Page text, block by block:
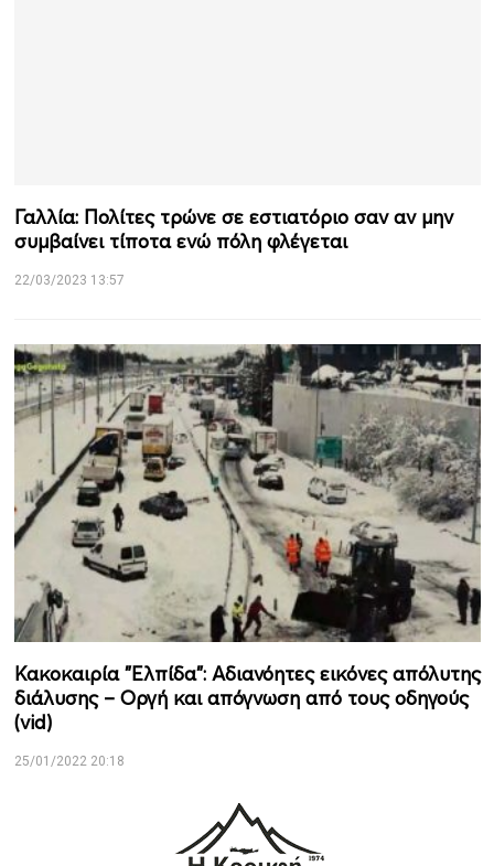
Γαλλία: Πολίτες τρώνε σε εστιατόριο σαν αν μην
συμβαίνει τίποτα ενώ πόλη φλέγεται
22/03/2023 13:57
Κακοκαιρία "Ελπίδα": Αδιανόητες εικόνες απόλυτης
διάλυσης – Οργή και απόγνωση από τους οδηγούς
(vid)
25/01/2022 20:18